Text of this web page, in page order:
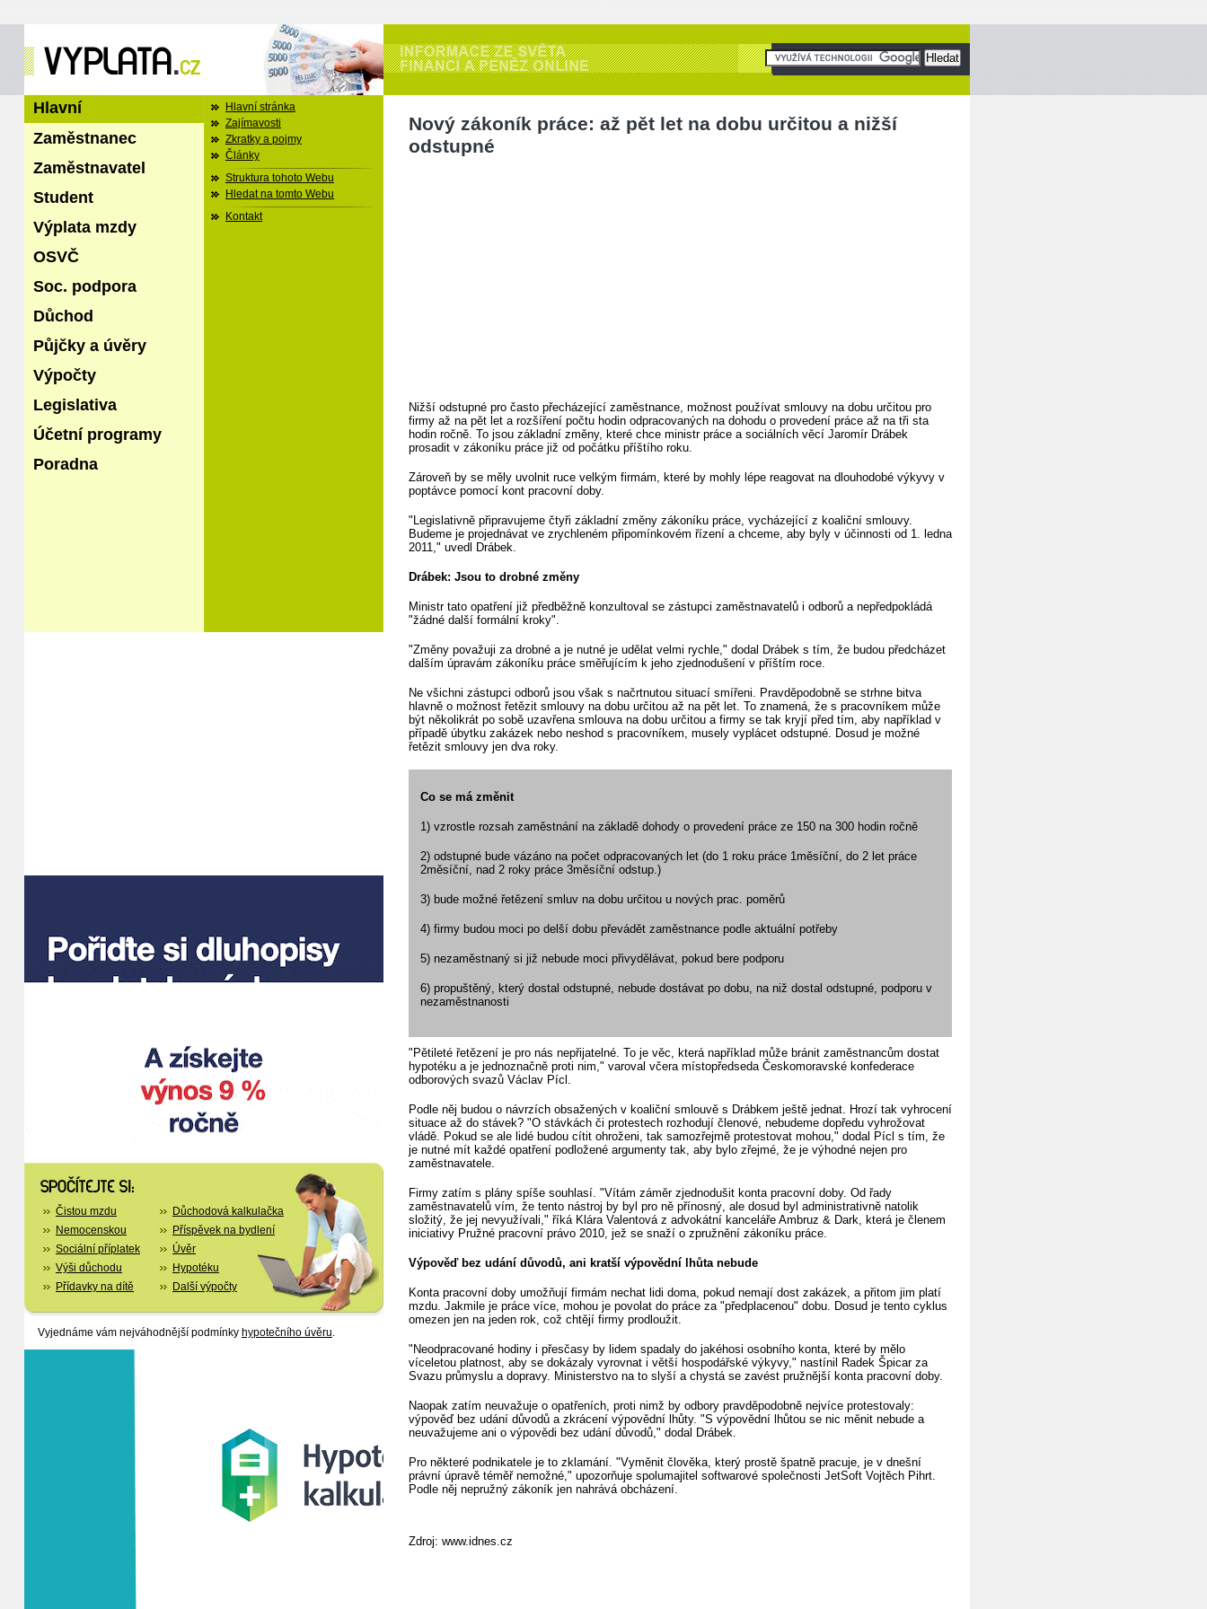
Nový zákoník práce: až pět let na dobu určitou a nižší
odstupné
Nižší odstupné pro často přecházející zaměstnance, možnost používat smlouvy na dobu určitou pro
firmy až na pět let a rozšíření počtu hodin odpracovaných na dohodu o provedení práce až na tři sta
hodin ročně. To jsou základní změny, které chce ministr práce a sociálních věcí Jaromír Drábek
prosadit v zákoníku práce již od počátku příštího roku.
Zároveň by se měly uvolnit ruce velkým firmám, které by mohly lépe reagovat na dlouhodobé výkyvy v
poptávce pomocí kont pracovní doby.
"Legislativně připravujeme čtyři základní změny zákoníku práce, vycházející z koaliční smlouvy.
Budeme je projednávat ve zrychleném připomínkovém řízení a chceme, aby byly v účinnosti od 1. ledna
2011," uvedl Drábek.
Drábek: Jsou to drobné změny
Ministr tato opatření již předběžně konzultoval se zástupci zaměstnavatelů i odborů a nepředpokládá
"žádné další formální kroky".
"Změny považuji za drobné a je nutné je udělat velmi rychle," dodal Drábek s tím, že budou předcházet
dalším úpravám zákoníku práce směřujícím k jeho zjednodušení v příštím roce.
Ne všichni zástupci odborů jsou však s načrtnutou situací smířeni. Pravděpodobně se strhne bitva
hlavně o možnost řetězit smlouvy na dobu určitou až na pět let. To znamená, že s pracovníkem může
být několikrát po sobě uzavřena smlouva na dobu určitou a firmy se tak kryjí před tím, aby například v
případě úbytku zakázek nebo neshod s pracovníkem, musely vyplácet odstupné. Dosud je možné
řetězit smlouvy jen dva roky.
Co se má změnit
1) vzrostle rozsah zaměstnání na základě dohody o provedení práce ze 150 na 300 hodin ročně
2) odstupné bude vázáno na počet odpracovaných let (do 1 roku práce 1měsíční, do 2 let práce
2měsíční, nad 2 roky práce 3měsíční odstup.)
3) bude možné řetězení smluv na dobu určitou u nových prac. poměrů
4) firmy budou moci po delší dobu převádět zaměstnance podle aktuální potřeby
5) nezaměstnaný si již nebude moci přivydělávat, pokud bere podporu
6) propuštěný, který dostal odstupné, nebude dostávat po dobu, na niž dostal odstupné, podporu v
nezaměstnanosti
"Pětileté řetězení je pro nás nepřijatelné. To je věc, která například může bránit zaměstnancům dostat
hypotéku a je jednoznačně proti nim," varoval včera místopředseda Českomoravské konfederace
odborových svazů Václav Pícl.
Podle něj budou o návrzích obsažených v koaliční smlouvě s Drábkem ještě jednat. Hrozí tak vyhrocení
situace až do stávek? "O stávkách či protestech rozhodují členové, nebudeme dopředu vyhrožovat
vládě. Pokud se ale lidé budou cítit ohroženi, tak samozřejmě protestovat mohou," dodal Pícl s tím, že
je nutné mít každé opatření podložené argumenty tak, aby bylo zřejmé, že je výhodné nejen pro
zaměstnavatele.
Firmy zatím s plány spíše souhlasí. "Vítám záměr zjednodušit konta pracovní doby. Od řady
zaměstnavatelů vím, že tento nástroj by byl pro ně přínosný, ale dosud byl administrativně natolik
složitý, že jej nevyužívali," říká Klára Valentová z advokátní kanceláře Ambruz & Dark, která je členem
iniciativy Pružné pracovní právo 2010, jež se snaží o zpružnění zákoníku práce.
Výpověď bez udání důvodů, ani kratší výpovědní lhůta nebude
Konta pracovní doby umožňují firmám nechat lidi doma, pokud nemají dost zakázek, a přitom jim platí
mzdu. Jakmile je práce více, mohou je povolat do práce za "předplacenou" dobu. Dosud je tento cyklus
omezen jen na jeden rok, což chtějí firmy prodloužit.
"Neodpracované hodiny i přesčasy by lidem spadaly do jakéhosi osobního konta, které by mělo
víceletou platnost, aby se dokázaly vyrovnat i větší hospodářské výkyvy," nastínil Radek Špicar za
Svazu průmyslu a dopravy. Ministerstvo na to slyší a chystá se zavést pružnější konta pracovní doby.
Naopak zatím neuvažuje o opatřeních, proti nimž by odbory pravděpodobně nejvíce protestovaly:
výpověď bez udání důvodů a zkrácení výpovědní lhůty. "S výpovědní lhůtou se nic měnit nebude a
neuvažujeme ani o výpovědi bez udání důvodů," dodal Drábek.
Pro některé podnikatele je to zklamání. "Vyměnit člověka, který prostě špatně pracuje, je v dnešní
právní úpravě téměř nemožné," upozorňuje spolumajitel softwarové společnosti JetSoft Vojtěch Pihrt.
Podle něj nepružný zákoník jen nahrává obcházení.
Zdroj: www.idnes.cz
Hlavní
Zaměstnanec
Zaměstnavatel
Student
Výplata mzdy
OSVČ
Soc. podpora
Důchod
Půjčky a úvěry
Výpočty
Legislativa
Účetní programy
Poradna
Hlavní stránka
Zajímavosti
Zkratky a pojmy
Články
Struktura tohoto Webu
Hledat na tomto Webu
Kontakt
Čistou mzdu
Nemocenskou
Sociální příplatek
Výši důchodu
Přídavky na dítě
Důchodová kalkulačka
Příspěvek na bydlení
Úvěr
Hypotéku
Další výpočty
Vyjednáme vám nejváhodnější podmínky hypotečního úvěru.